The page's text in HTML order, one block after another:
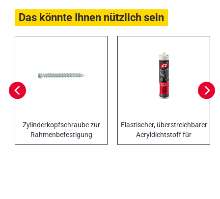
Das könnte Ihnen nützlich sein
Zylinderkopfschraube zur
Rahmenbefestigung
Elastischer, überstreichbarer
Acryldichtstoff für
Fensterrahmen